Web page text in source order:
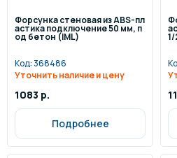
Форсунка стеновая из ABS-пл
астика подключение 50 мм, п
од бетон (IML)
Код:368486
Уточнить наличие и цену
1083 р.
Подробнее